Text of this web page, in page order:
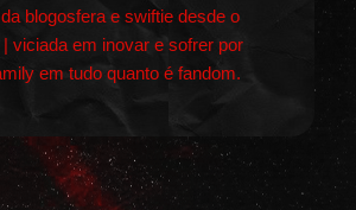
blogosfera e swiftie desde o
viciada em inovar e sofrer por
em tudo quanto é fandom.